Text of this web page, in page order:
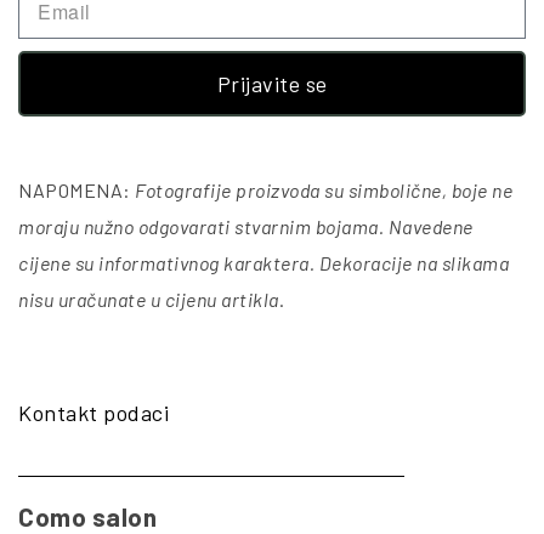
Prijavite se
NAPOMENA: Fotografije proizvoda su simbolične, boje ne
moraju nužno odgovarati stvarnim bojama. Navedene
cijene su informativnog karaktera. Dekoracije na slikama
nisu uračunate u cijenu artikla.
Kontakt podaci
Como salon